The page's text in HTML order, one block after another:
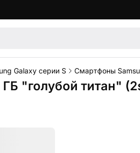
Galaxy серии S Смартфоны
"голубой титан"